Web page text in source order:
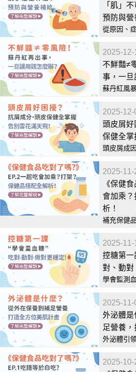
「肌」
預防與營
從原因、
2025-12-
不鮮豔≠
事，一旦
蘇丹紅風
2025-12-
頭皮屑
保健全掌
頭皮屑成
2025-11-
《保健
會加乘
析！
補充保健
2025-11-
控糖第一
對、動對
學會監測
2025-11-
外泌體
足營養
外泌體引
2025-10-